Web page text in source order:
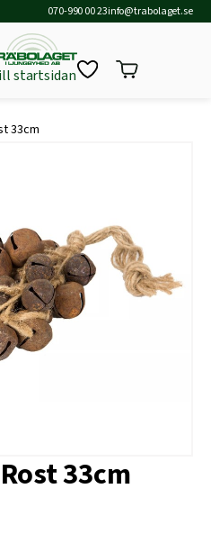
070-990 00 23info@trabolaget.se
startsidan
33cm
33cm